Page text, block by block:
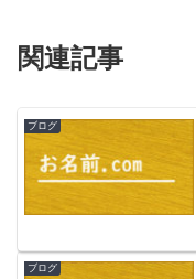
関連記事
ブログ
ブログ